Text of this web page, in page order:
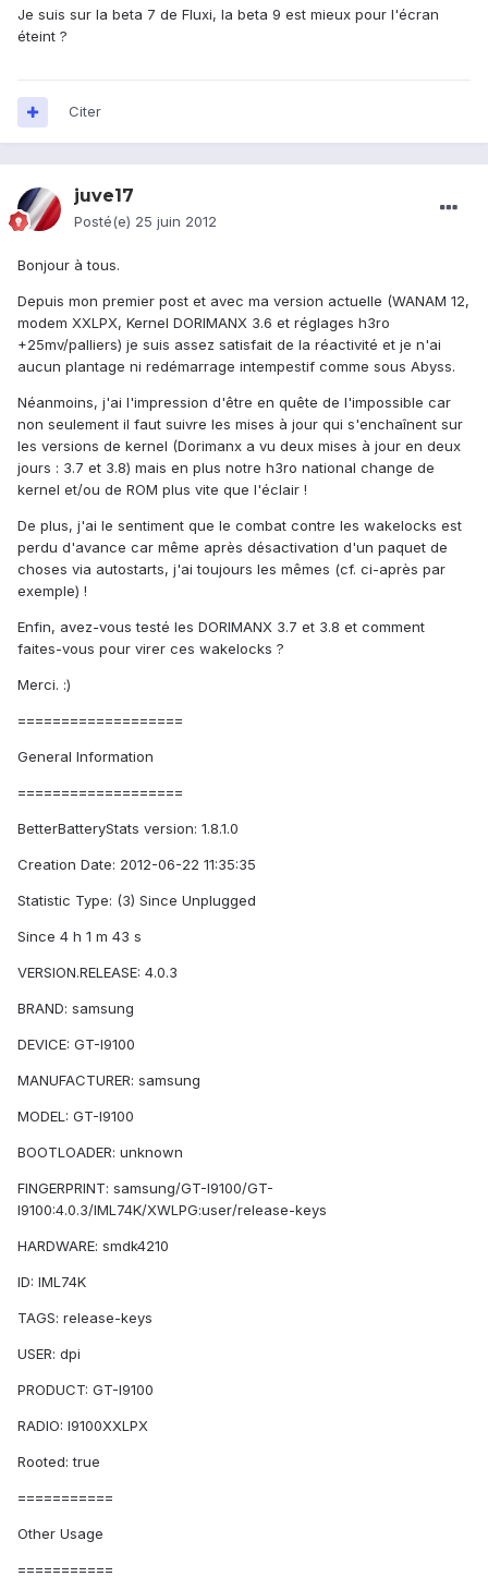
Je suis sur la beta 7 de Fluxi, la beta 9 est mieux pour l'écran
éteint ?
Citer
juve17
Posté(e) 25 juin 2012
Bonjour à tous.
Depuis mon premier post et avec ma version actuelle (WANAM 12,
modem XXLPX, Kernel DORIMANX 3.6 et réglages h3ro
+25mv/palliers) je suis assez satisfait de la réactivité et je n'ai
aucun plantage ni redémarrage intempestif comme sous Abyss.
Néanmoins, j'ai l'impression d'être en quête de l'impossible car
non seulement il faut suivre les mises à jour qui s'enchaînent sur
les versions de kernel (Dorimanx a vu deux mises à jour en deux
jours : 3.7 et 3.8) mais en plus notre h3ro national change de
kernel et/ou de ROM plus vite que l'éclair !
De plus, j'ai le sentiment que le combat contre les wakelocks est
perdu d'avance car même après désactivation d'un paquet de
choses via autostarts, j'ai toujours les mêmes (cf. ci-après par
exemple) !
Enfin, avez-vous testé les DORIMANX 3.7 et 3.8 et comment
faites-vous pour virer ces wakelocks ?
Merci. :)
===================
General Information
===================
BetterBatteryStats version: 1.8.1.0
Creation Date: 2012-06-22 11:35:35
Statistic Type: (3) Since Unplugged
Since 4 h 1 m 43 s
VERSION.RELEASE: 4.0.3
BRAND: samsung
DEVICE: GT-I9100
MANUFACTURER: samsung
MODEL: GT-I9100
BOOTLOADER: unknown
FINGERPRINT: samsung/GT-I9100/GT-
I9100:4.0.3/IML74K/XWLPG:user/release-keys
HARDWARE: smdk4210
ID: IML74K
TAGS: release-keys
USER: dpi
PRODUCT: GT-I9100
RADIO: I9100XXLPX
Rooted: true
===========
Other Usage
===========